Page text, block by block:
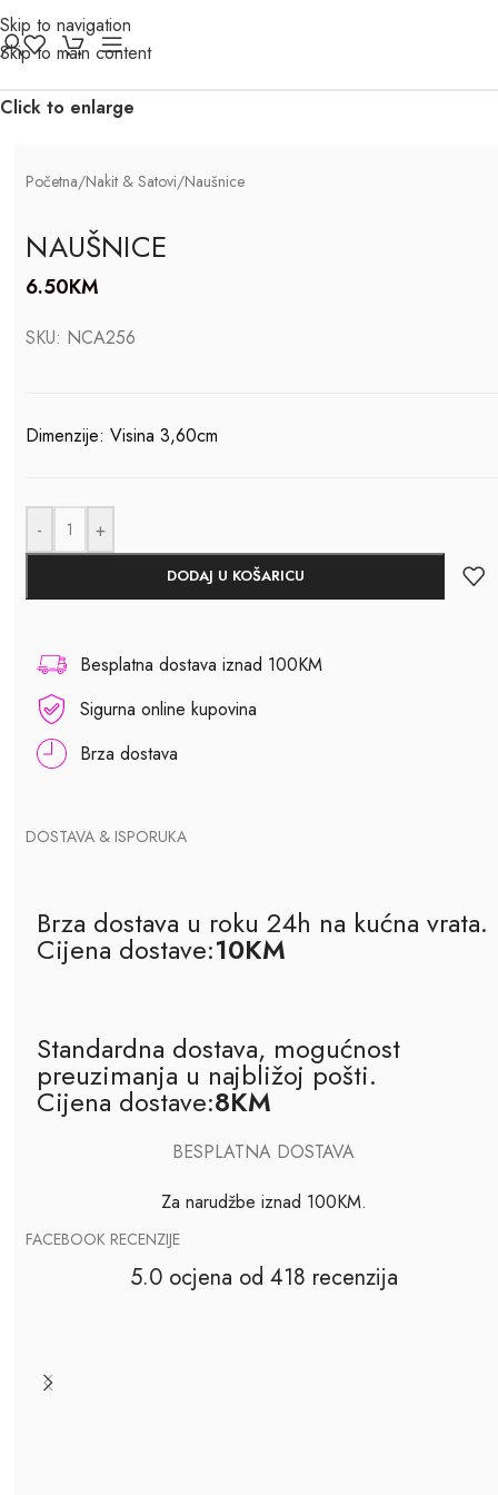
Skip to navigation
Skip to main content
Click to enlarge
Početna/Nakit & Satovi/Naušnice
NAUŠNICE
6.50KM
SKU: NCA256
Dimenzije: Visina 3,60cm
- +
DODAJ U KOŠARICU
Besplatna dostava iznad 100KM
Sigurna online kupovina
Brza dostava
DOSTAVA & ISPORUKA
Brza dostava u roku 24h na kućna vrata.
Cijena dostave:10KM
Standardna dostava, mogućnost
preuzimanja u najbližoj pošti.
Cijena dostave:8KM
BESPLATNA DOSTAVA
Za narudžbe iznad 100KM.
FACEBOOK RECENZIJE
5.0 ocjena od 418 recenzija